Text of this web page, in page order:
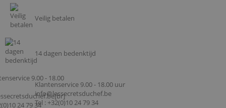
Veilig betalen
14 dagen bedenktijd
Klantenservice 9.00 - 18.00 uur
info@lessecretsduchef.be
Tel : +32(0)10 24 79 34